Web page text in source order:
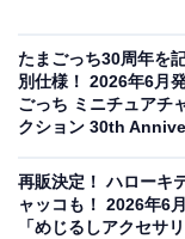
フルトート」（
っています。
たまごっち30周年を
別仕様！ 2026年6月
ごっち ミニチュアチ
クション 30th
【最新ガチャ情報】
再販決定！ ハローキ
ャッコも！ 2026年6
「めじるしアクセサ